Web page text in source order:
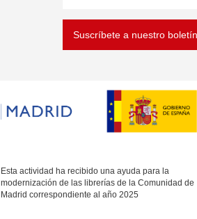
Suscríbete a nuestro boletín
Esta actividad ha recibido una ayuda para la
modernización de las librerías de la Comunidad de
Madrid correspondiente al año 2025